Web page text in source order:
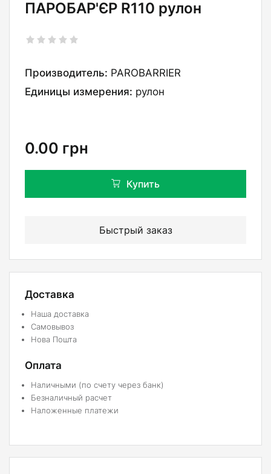
ПАРОБАР'ЄР R110 рулон
Производитель: PAROBARRIER
Единицы измерения: рулон
0.00 грн
Купить
Быстрый заказ
Доставка
Наша доставка
Самовывоз
Нова Пошта
Оплата
Наличными (по счету через банк)
Безналичный расчет
Наложенные платежи